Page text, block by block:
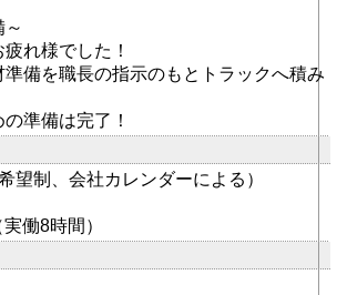
れ様でした！
備を職長の指示のもとトラックへ積み
準備は完了！
望制、会社カレンダーによる）
働8時間）